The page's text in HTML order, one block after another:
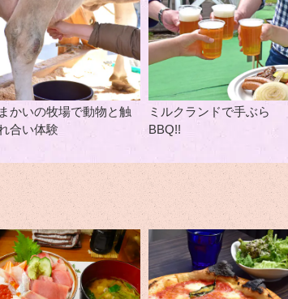
まかいの牧場で動物と触
合い体験
ミルクランドで手ぶら
BBQ!!